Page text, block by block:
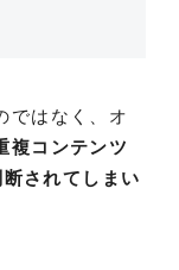
ではなく、オ
複コンテンツ
されてしまい